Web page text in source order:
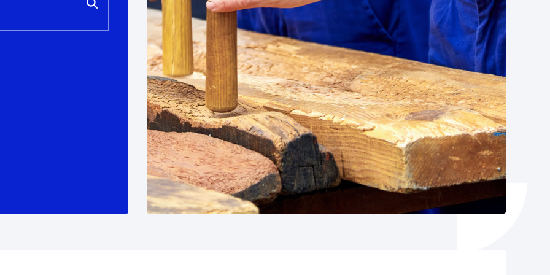
Udal administrazioa
Iragarki ofizialen taula
Egutegi fiskala
Gardentasun ataria
Izapideen katalogoa
Tramitaziorako laguntza